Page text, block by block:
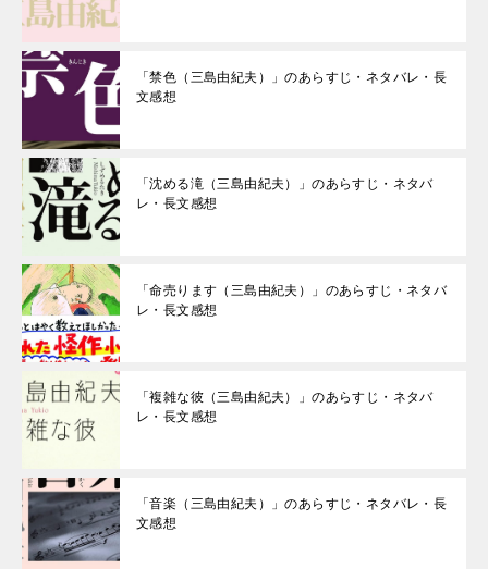
「禁色（三島由紀夫）」のあらすじ・ネタバレ・長
文感想
「沈める滝（三島由紀夫）」のあらすじ・ネタバ
レ・長文感想
「命売ります（三島由紀夫）」のあらすじ・ネタバ
レ・長文感想
「複雑な彼（三島由紀夫）」のあらすじ・ネタバ
レ・長文感想
「音楽（三島由紀夫）」のあらすじ・ネタバレ・長
文感想